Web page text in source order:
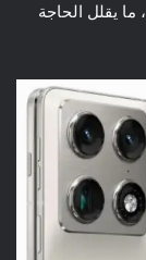
ما يقلل الحاجة